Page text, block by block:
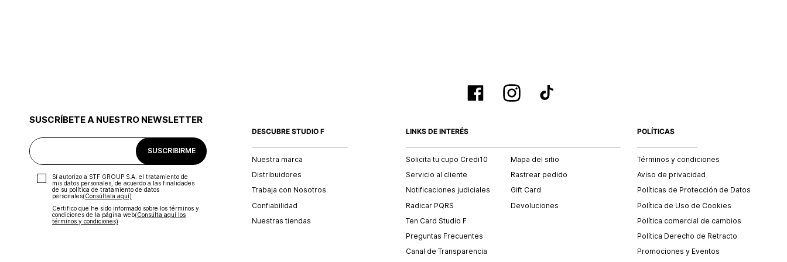
SUSCRÍBETE A NUESTRO NEWSLETTER
SUSCRIBIRME
Sí autorizo a STF GROUP S.A. el tratamiento de
mis datos personales, de acuerdo a las finalidades
de su política de tratamiento de datos
personales‎(Consúltala aquí)
Certifico que he sido informado sobre los términos y
condiciones de la página web‎(Consúlta aquí los
términos y condiciones)
DESCUBRE STUDIO F
Nuestra marca
Distribuidores
Trabaja con Nosotros
Confiabilidad
Nuestras tiendas
LINKS DE INTERÉS
Solicita tu cupo Credi10
Servicio al cliente
Notificaciones judiciales
Radicar PQRS
Ten Card Studio F
Preguntas Frecuentes
Canal de Transparencia
Mapa del sitio
Rastrear pedido
Gift Card
Devoluciones
POLÍTICAS
Términos y condiciones
Aviso de privacidad
Políticas de Protección de Datos
Política de Uso de Cookies
Política comercial de cambios
Política Derecho de Retracto
Promociones y Eventos